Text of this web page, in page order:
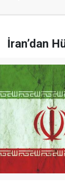
İran’dan